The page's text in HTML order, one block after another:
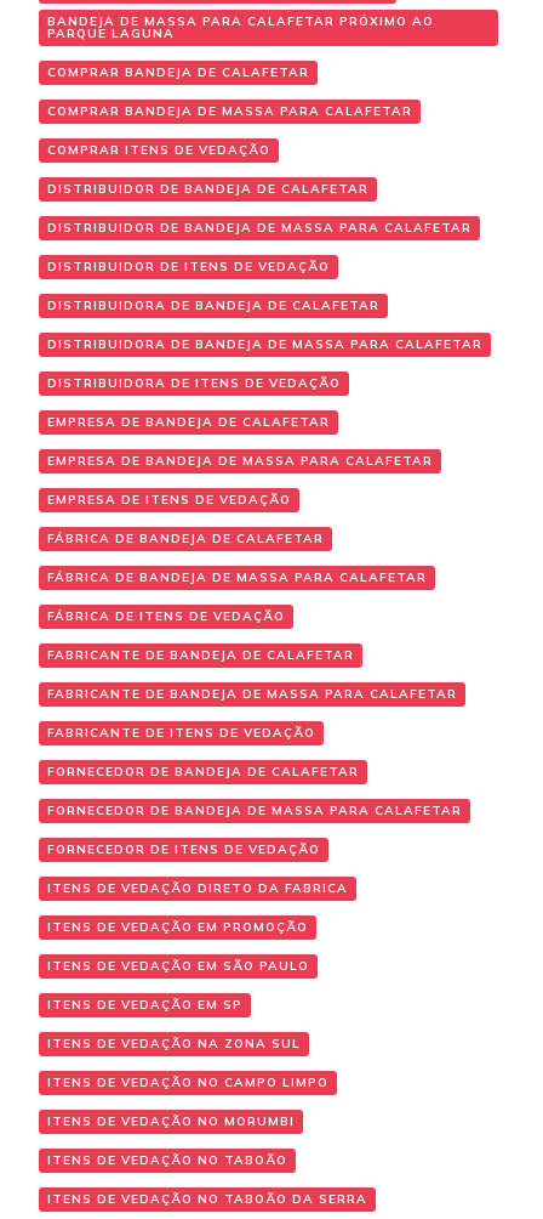
BANDEJA DE MASSA PARA CALAFETAR PRÓXIMO AO
PARQUE LAGUNA
COMPRAR BANDEJA DE CALAFETAR
COMPRAR BANDEJA DE MASSA PARA CALAFETAR
COMPRAR ITENS DE VEDAÇÃO
DISTRIBUIDOR DE BANDEJA DE CALAFETAR
DISTRIBUIDOR DE BANDEJA DE MASSA PARA CALAFETAR
DISTRIBUIDOR DE ITENS DE VEDAÇÃO
DISTRIBUIDORA DE BANDEJA DE CALAFETAR
DISTRIBUIDORA DE BANDEJA DE MASSA PARA CALAFETAR
DISTRIBUIDORA DE ITENS DE VEDAÇÃO
EMPRESA DE BANDEJA DE CALAFETAR
EMPRESA DE BANDEJA DE MASSA PARA CALAFETAR
EMPRESA DE ITENS DE VEDAÇÃO
FÁBRICA DE BANDEJA DE CALAFETAR
FÁBRICA DE BANDEJA DE MASSA PARA CALAFETAR
FÁBRICA DE ITENS DE VEDAÇÃO
FABRICANTE DE BANDEJA DE CALAFETAR
FABRICANTE DE BANDEJA DE MASSA PARA CALAFETAR
FABRICANTE DE ITENS DE VEDAÇÃO
FORNECEDOR DE BANDEJA DE CALAFETAR
FORNECEDOR DE BANDEJA DE MASSA PARA CALAFETAR
FORNECEDOR DE ITENS DE VEDAÇÃO
ITENS DE VEDAÇÃO DIRETO DA FABRICA
ITENS DE VEDAÇÃO EM PROMOÇÃO
ITENS DE VEDAÇÃO EM SÃO PAULO
ITENS DE VEDAÇÃO EM SP
ITENS DE VEDAÇÃO NA ZONA SUL
ITENS DE VEDAÇÃO NO CAMPO LIMPO
ITENS DE VEDAÇÃO NO MORUMBI
ITENS DE VEDAÇÃO NO TABOÃO
ITENS DE VEDAÇÃO NO TABOÃO DA SERRA